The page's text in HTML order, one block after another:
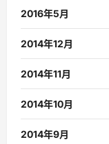
2016年5月
2014年12月
2014年11月
2014年10月
2014年9月